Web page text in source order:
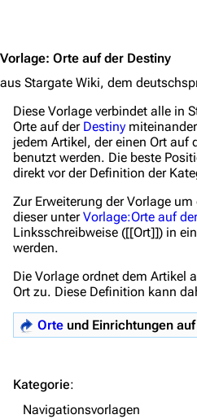
Themenportal
Personen
Völker
Orte
Zeitleiste
Kommerzielles
Mitmachen
Themengruppen
Vorlage: Orte auf der Destiny
aus Stargate Wiki, dem
Diese Vorlage verbindet alle in
Orte auf der Destiny
jedem Artikel, der einen Ort auf
benutzt werden. Die beste
direkt vor der Definition der
Zur Erweiterung der Vorlage
dieser unterVorlage:Orte auf
Linksschreibweise ([[Ort]]) in
werden.
Die Vorlage ordnet dem Artikel
Ort zu. Diese Definition kann
Orte und Einrichtungen
Kategorie:
Navigationsvorlagen